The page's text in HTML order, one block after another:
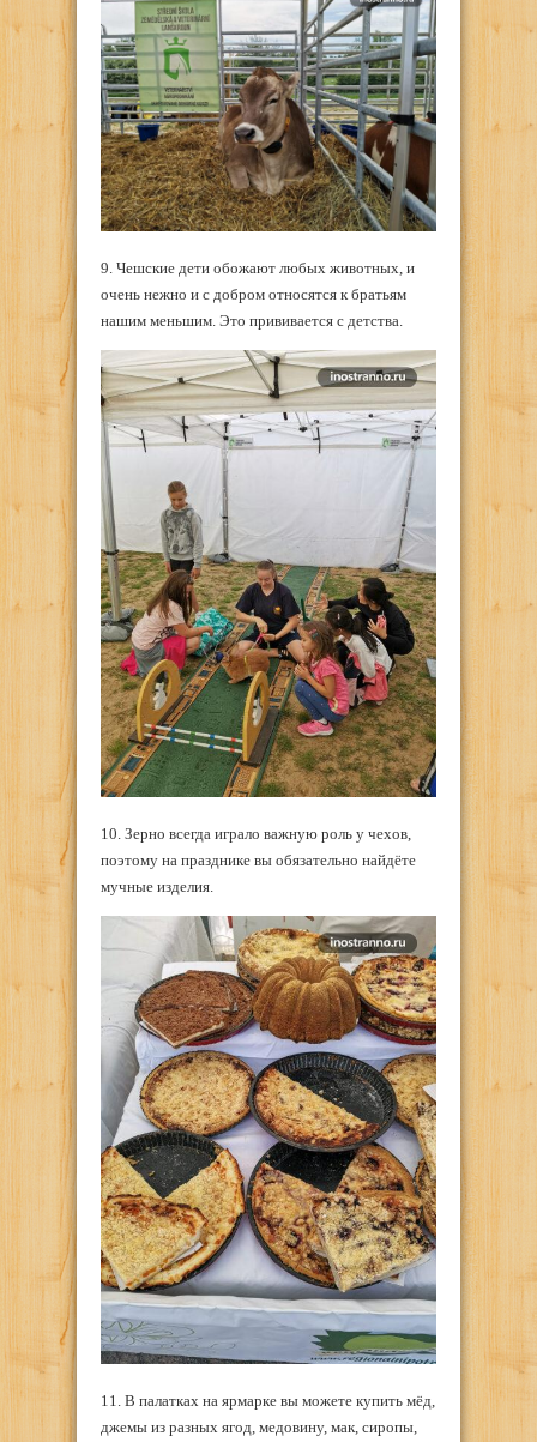
9. Чешские дети обожают любых животных, и
очень нежно и с добром относятся к братьям
нашим меньшим. Это прививается с детства.
10. Зерно всегда играло важную роль у чехов,
поэтому на празднике вы обязательно найдёте
мучные изделия.
11. В палатках на ярмарке вы можете купить мёд,
джемы из разных ягод, медовину, мак, сиропы,